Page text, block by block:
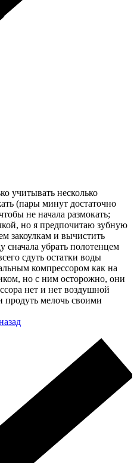
учитывать несколько
(пары минут достаточно
не начала размокать;
но я предпочитаю зубную
закоулкам и вычистить
сначала убрать полотенцем
сдуть остатки воды
компрессором как на
но с ним осторожно, они
нет и нет воздушной
мелочь своими